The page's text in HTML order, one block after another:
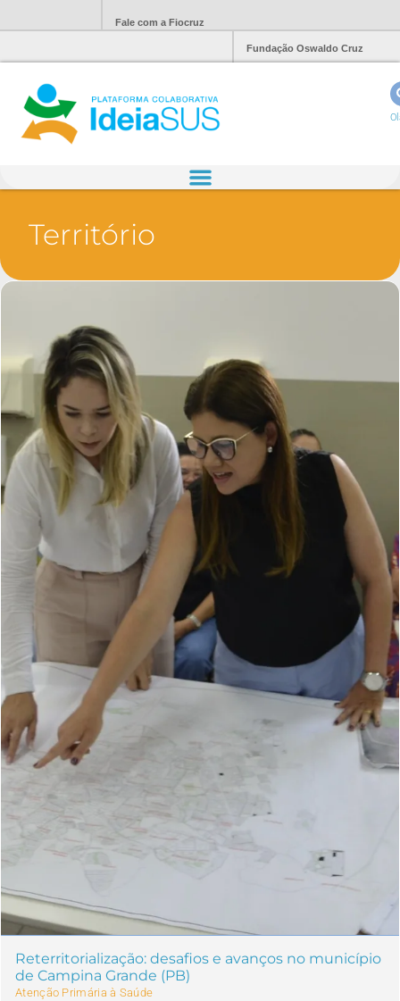
Fale com a Fiocruz
Fundação Oswaldo Cruz
Território
Reterritorialização: desafios e avanços no município
de Campina Grande (PB)
Atenção Primária à Saúde